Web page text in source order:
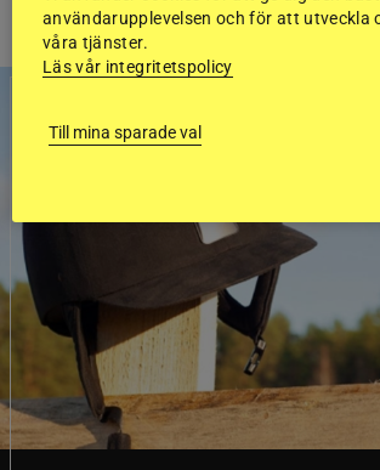
användarupplevelsen och för att utveckla
våra tjänster.
Läs vår integritetspolicy
Till mina sparade val